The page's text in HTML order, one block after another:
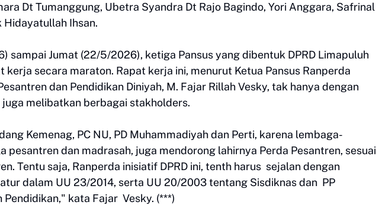
Dt Tumanggung, Ubetra Syandra Dt Rajo Bagindo, Yori Anggara, Safrinal
Hidayatullah Ihsan.
sampai Jumat (22/5/2026), ketiga Pansus yang dibentuk DPRD Limapuluh
kerja secara maraton. Rapat kerja ini, menurut Ketua Pansus Ranperda
dan Pendidikan Diniyah, M. Fajar Rillah Vesky, tak hanya dengan
melibatkan berbagai stakholders.
Kemenag, PC NU, PD Muhammadiyah dan Perti, karena lembaga-
pesantren dan madrasah, juga mendorong lahirnya Perda Pesantren, sesuai
Tentu saja, Ranperda inisiatif DPRD ini, tenth harus sejalan dengan
dalam UU 23/2014, serta UU 20/2003 tentang Sisdiknas dan PP
kata Fajar Vesky. (***)